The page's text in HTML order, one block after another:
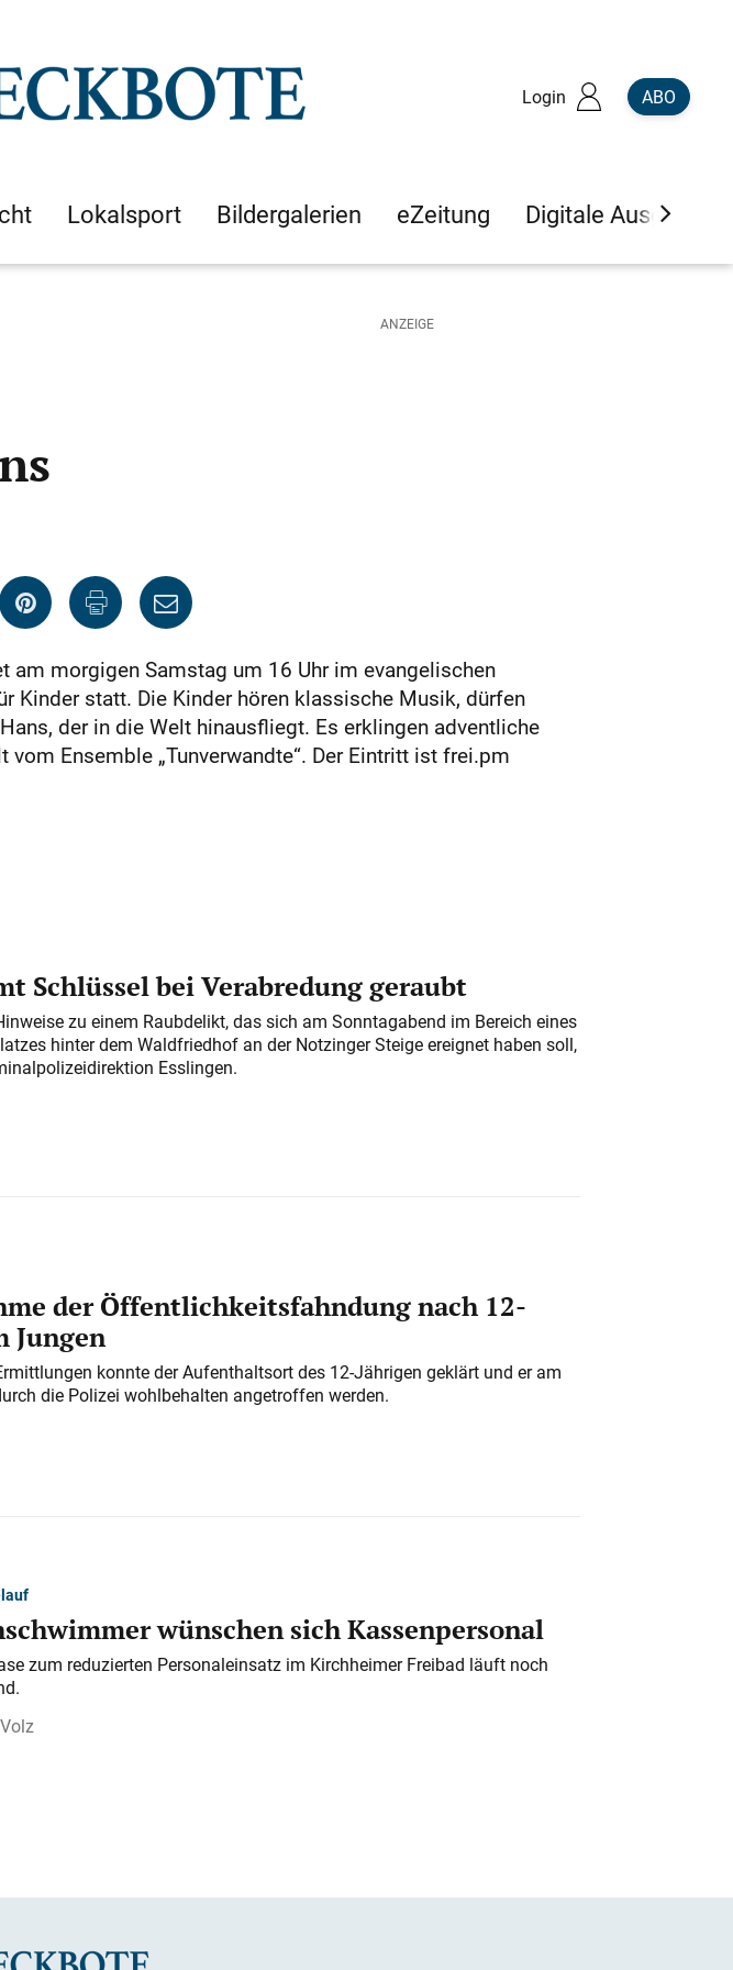
Login ABO
Lokalsport Bildergalerien eZeitung Digitale Ausgaben
am morgigen Samstag um 16 Uhr im evangelischen
Kinder statt. Die Kinder hören klassische Musik, dürfen
der in die Welt hinausfliegt. Es erklingen adventliche
Ensemble „Tunverwandte“. Der Eintritt ist frei.pm
Schlüssel bei Verabredung geraubt
zu einem Raubdelikt, das sich am Sonntagabend im Bereich eines
hinter dem Waldfriedhof an der Notzinger Steige ereignet haben soll,
Esslingen.
der Öffentlichkeitsfahndung nach 12-
Jungen
konnte der Aufenthaltsort des 12-Jährigen geklärt und er am
die Polizei wohlbehalten angetroffen werden.
wünschen sich Kassenpersonal
zum reduzierten Personaleinsatz im Kirchheimer Freibad läuft noch